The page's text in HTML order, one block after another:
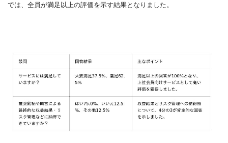
では、全員が満足以上の評価を示す結果となりました。